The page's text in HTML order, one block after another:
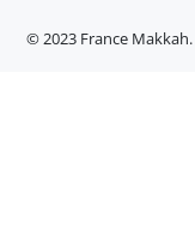
© 2023 France